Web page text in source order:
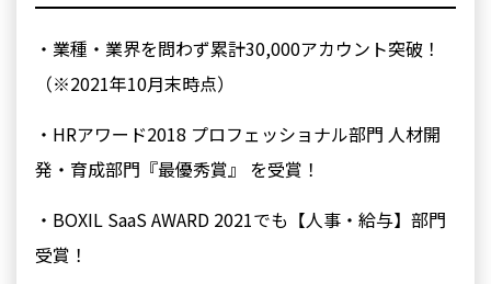
・業種・業界を問わず累計30,000アカウント突破！
（※2021年10⽉末時点）
・HRアワード2018 プロフェッショナル部門 人材開
発・育成部門『最優秀賞』 を受賞！
・BOXIL SaaS AWARD 2021でも【⼈事・給与】部⾨
受賞！